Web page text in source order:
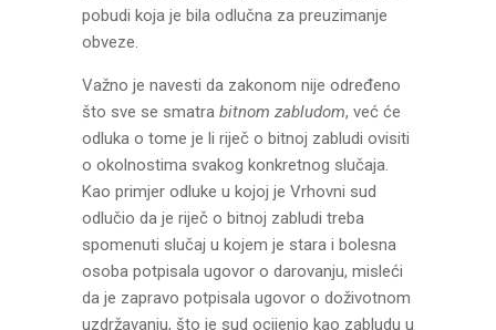
pobudi koja je bila odlučna za preuzimanje
obveze.
Važno je navesti da zakonom nije određeno
što sve se smatra bitnom zabludom, već će
odluka o tome je li riječ o bitnoj zabludi ovisiti
o okolnostima svakog konkretnog slučaja.
Kao primjer odluke u kojoj je Vrhovni sud
odlučio da je riječ o bitnoj zabludi treba
spomenuti slučaj u kojem je stara i bolesna
osoba potpisala ugovor o darovanju, misleći
da je zapravo potpisala ugovor o doživotnom
uzdržavanju, što je sud ocijenio kao zabludu u